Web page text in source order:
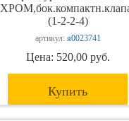
(1-2-2-4)
артикул: я0023741
Цена: 520,00 руб.
Купить